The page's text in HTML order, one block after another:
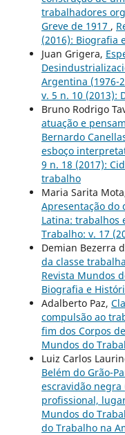
trabalhadores
Greve de 1917 ,
(2016): Biografia
Juan Grigera,
Argentina (1976-
v. 5 n. 10 (2013):
Bruno Rodrigo
atuação e
Bernardo
esboço
9 n. 18 (2017):
trabalho
Maria Sarita
Apresentação do
Latina: trabalhos
Trabalho: v. 17
Demian Bezerra
da classe
Revista Mundos
Biografia e
Adalberto Paz,
compulsão ao
fim dos Corpos
Mundos do
Luiz Carlos
Belém do Grão-
escravidão negra
profissional,
Mundos do
do Trabalho na